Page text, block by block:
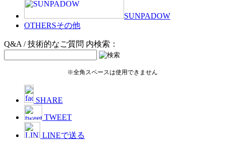
SUNPADOW
OTHERSその他
Q&A / 技術的なご質問 内検索：
※全角スペースは使用できません
SHARE
TWEET
LINEで送る